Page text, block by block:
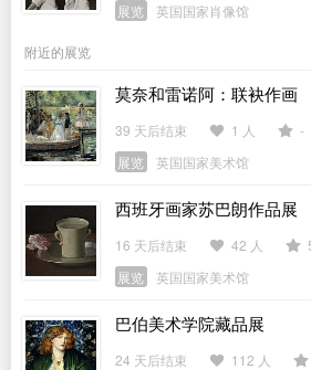
展览
英国国家肖像馆
附近的展览
莫奈和雷诺阿：联袂作画
39 天后结束 1 人
-
展览
英国国家美术馆
西班牙画家苏巴朗作品展
16 天后结束 42 人
展览
英国国家美术馆
巴伯美术学院藏品展
24 天后结束 112 人